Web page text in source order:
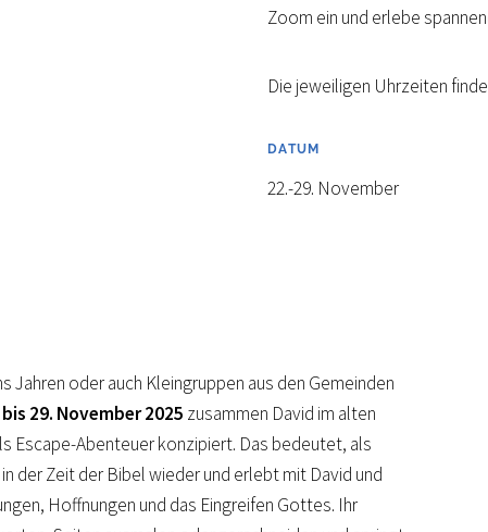
Zoom ein und erlebe
Die jeweiligen Uhrzeiten
DATUM
22.-29. November
Jahren oder auch Kleingruppen aus den Gemeinden
bis 29. November 2025 zusammen David im alten
Escape-Abenteuer konzipiert. Das bedeutet, als
der Zeit der Bibel wieder und erlebt mit David und
Hoffnungen und das Eingreifen Gottes. Ihr